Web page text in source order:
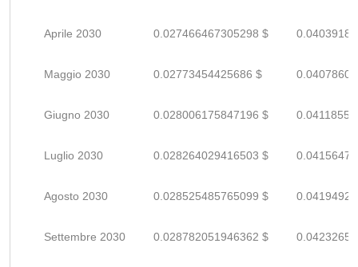
Aprile 2030 0.027466467305298 $
Maggio 2030 0.02773454425686 $
Giugno 2030 0.028006175847196 $
Luglio 2030 0.028264029416503 $
Agosto 2030 0.028525485765099 $
Settembre 2030 0.028782051946362 $